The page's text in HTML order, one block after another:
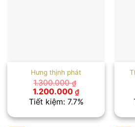
Hưng thịnh phát
1.300.000₫
Giá
gốc
là:
1.200.000 ₫Giá
hiện
tại
1.200.000 ₫.
Tiết kiệm: 7.7%